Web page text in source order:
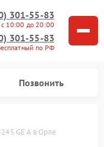
301-55-83
с 10:00 до 20:00
301-55-83
по РФ
Позвонить
GE A в Орле